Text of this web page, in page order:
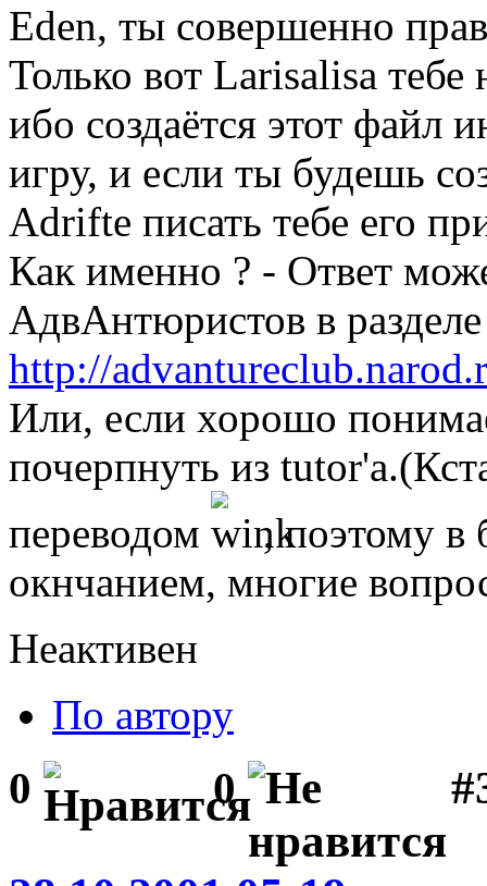
Eden, ты совершенно
Только вот Larisalisa
ибо создаётся этот файл
игру, и если ты будешь
Adrifte писать тебе его
Как именно ? - Ответ
АдвАнтюристов в
http://
Или, если хорошо
почерпнуть из
переводом
, поэтому в
окнчанием, многие
Неактивен
По автору
0 0